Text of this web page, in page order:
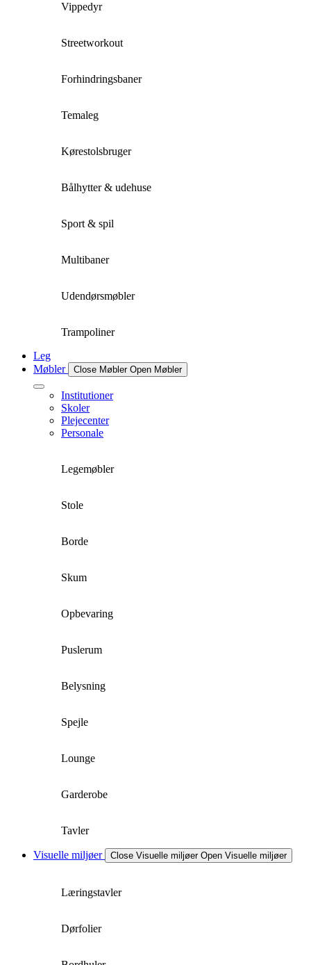
Vippedyr
Streetworkout
Forhindringsbaner
Temaleg
Kørestolsbruger
Bålhytter & udehuse
Sport & spil
Multibaner
Udendørsmøbler
Trampoliner
Leg
Møbler
Close Møbler Open Møbler
Institutioner
Skoler
Plejecenter
Personale
Legemøbler
Stole
Borde
Skum
Opbevaring
Puslerum
Belysning
Spejle
Lounge
Garderobe
Tavler
Visuelle miljøer Close Visuelle miljøer Open Visuelle miljøer
Læringstavler
Dørfolier